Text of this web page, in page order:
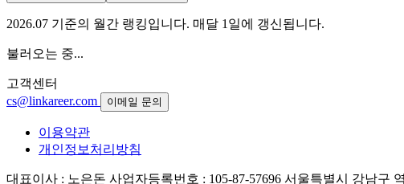
2026.07 기준의 월간 랭킹입니다. 매달 1일에 갱신됩니다.
불러오는 중...
고객센터
cs@linkareer.com
이메일 문의
이용약관
개인정보처리방침
대표이사 : 노은돈 사업자등록번호 : 105-87-57696 서울특별시 강남구